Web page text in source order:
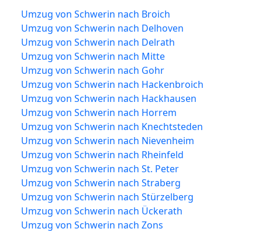
Umzug von Schwerin nach Broich
Umzug von Schwerin nach Delhoven
Umzug von Schwerin nach Delrath
Umzug von Schwerin nach Mitte
Umzug von Schwerin nach Gohr
Umzug von Schwerin nach Hackenbroich
Umzug von Schwerin nach Hackhausen
Umzug von Schwerin nach Horrem
Umzug von Schwerin nach Knechtsteden
Umzug von Schwerin nach Nievenheim
Umzug von Schwerin nach Rheinfeld
Umzug von Schwerin nach St. Peter
Umzug von Schwerin nach Straberg
Umzug von Schwerin nach Stürzelberg
Umzug von Schwerin nach Ückerath
Umzug von Schwerin nach Zons